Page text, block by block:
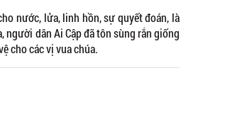
nước, lửa, linh hồn, sự quyết đoán, là
dân Ai Cập đã tôn sùng rắn giống
cho các vị vua chúa.